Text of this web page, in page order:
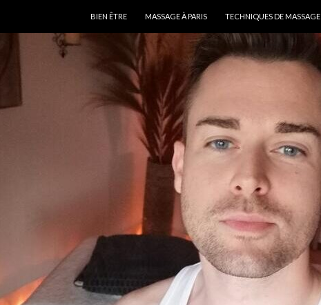
BIEN ÊTRE
MASSAGE À PARIS TECHNIQUES DE MASSAGE